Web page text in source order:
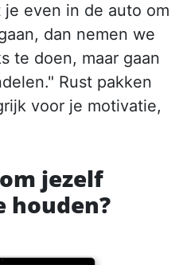
even in de auto om
dan nemen we
te doen, maar gaan
Rust pakken
voor je motivatie,
jezelf
houden?